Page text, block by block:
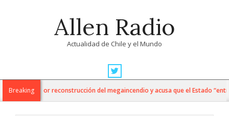
Allen Radio
Actualidad de Chile y el Mundo
Navigation
MenuBreaking
informe por reconstrucción del megaincendio y acusa que el Estado